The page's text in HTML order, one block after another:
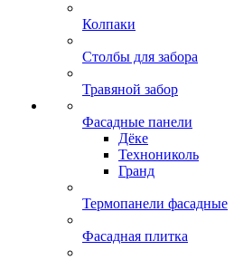
Колпаки
Столбы для забора
Травяной забор
Фасадные панели
Дёке
Технониколь
Гранд
Термопанели фасадные
Фасадная плитка